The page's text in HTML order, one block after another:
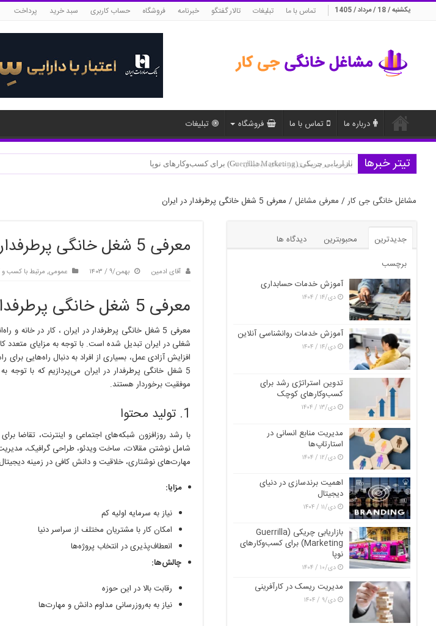
یکشنبه / 18 / مرداد / 1405 تماس با ما تبلیغات تالار گفتگو خبرنامه فروشگاه حساب کاربری سبد خرید پرداخت
درباره ما تماس با ما فروشگاه تبلیغات
تیتر خبرها بازاریابی چریکی (Guerrilla Marketing) برای کسب‌وکارهای نوپا
مشاغل خانگی جی کار/ معرفی مشاغل/ معرفی 5 شغل خانگی پرطرفدار در ایران
معرفی 5 شغل خانگی پرطرفدار در ایران
آقای ادمین بهمن/۹ / ۱۴۰۳ عمومی, مرتبط با کسب و
معرفی 5 شغل خانگی پرطرفدار در ایران
معرفی 5 شغل خانگی پرطرفدار در ایران ، کار در
شغلی در ایران تبدیل شده است. با توجه به مزایای متعدد
افزایش آزادی عمل، بسیاری از افراد به دنبال راه‌هایی
5 شغل خانگی پرطرفدار در ایران می‌پردازیم که با توجه
موفقیت برخوردار هستند.
1. تولید محتوا
با رشد روزافزون شبکه‌های اجتماعی و اینترنت، تقاضا
شامل نوشتن مقالات، ساخت ویدئو، طراحی گرافیک،
مهارت‌های نوشتاری، خلاقیت و دانش کافی در زمینه دیجیتال
مزایا:
نیاز به سرمایه اولیه کم
امکان کار با مشتریان مختلف از سراسر دنیا
انعطاف‌پذیری در انتخاب پروژه‌ها
چالش‌ها:
رقابت بالا در این حوزه
نیاز به به‌روزرسانی مداوم دانش و مهارت‌ها
جدیدترین محبوبترین
دیدگاه ها
برچسب
آموزش خدمات حسابداری
دی/۱۴ / ۱۴۰۴
آموزش خدمات روانشناسی آنلاین
دی/۱۴ / ۱۴۰۴
تدوین استراتژی رشد برای
کسب‌وکارهای کوچک
دی/۱۳ / ۱۴۰۴
مدیریت منابع انسانی در
استارتاپ‌ها
دی/۱۲ / ۱۴۰۴
اهمیت برندسازی در دنیای
دیجیتال
دی/۱۱ / ۱۴۰۴
بازاریابی چریکی (Guerrilla
Marketing) برای کسب‌وکارهای
نوپا
دی/۱۰ / ۱۴۰۴
مدیریت ریسک در کارآفرینی
دی/۹ / ۱۴۰۴